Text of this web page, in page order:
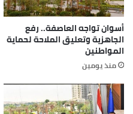
أسوان تواجه العاصفة.. رفع
الجاهزية وتعليق الملاحة لحماية
المواطنين
منذ يومين